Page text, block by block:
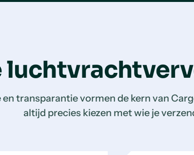
en transparantie vormen de kern van
altijd precies kiezen met wie je